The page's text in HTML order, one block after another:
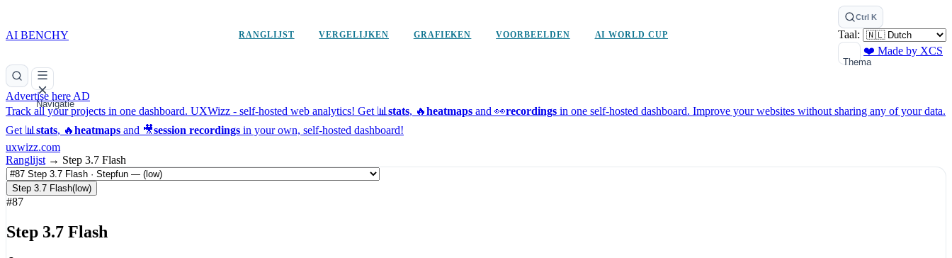
AI BENCHY RANGLIJST VERGELIJKEN GRAFIEKEN VOORBEELDEN AI WORLD CUP
Ctrl K
Taal:
Thema
❤️ Made by XCS
Navigatie
Advertise here AD
Track all your projects in one dashboard. UXWizz - self-hosted web analytics! Get 📊 stats, 🔥heatmaps and 👀recordings in one self-hosted dashboard. Improve your websites without sharing any of your data.
Get 📊 stats, 🔥heatmaps and 🎥session recordings in your own, self-hosted dashboard!
uxwizz.com
Ranglijst → Step 3.7 Flash
Step 3.7 Flash(low)
#87
Step 3.7 Flash